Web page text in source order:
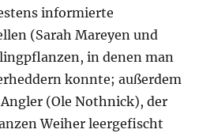
informierte
(Sarah Mareyen und
in denen man
konnte; außerdem
(Ole Nothnick), der
Weiher leergefischt